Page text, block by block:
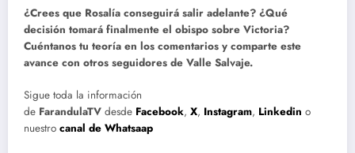
¿Crees que Rosalía conseguirá salir adelante? ¿Qué
decisión tomará finalmente el obispo sobre Victoria?
Cuéntanos tu teoría en los comentarios y comparte este
avance con otros seguidores de Valle Salvaje.
Sigue toda la información
de FarandulaTV desde Facebook, X, Instagram, Linkedin o
nuestro canal de Whatsaap